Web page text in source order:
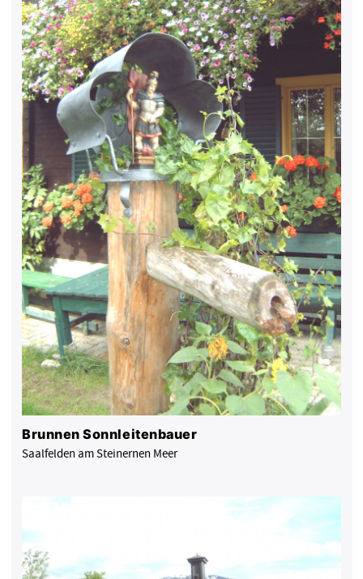
Brunnen Sonnleitenbauer
Saalfelden am Steinernen Meer